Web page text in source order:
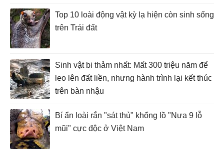
Top 10 loài động vật kỳ lạ hiện còn sinh sống
trên Trái đất
Sinh vật bi thảm nhất: Mất 300 triệu năm để
leo lên đất liền, nhưng hành trình lại kết thúc
trên bàn nhậu
Bí ẩn loài rắn "sát thủ" khổng lồ "Nưa 9 lỗ
mũi" cực độc ở Việt Nam